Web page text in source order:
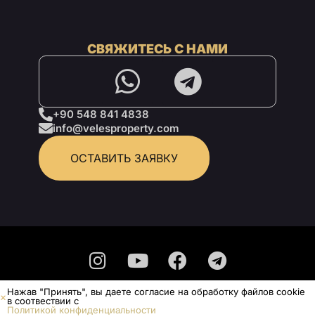
СВЯЖИТЕСЬ С НАМИ
+90 548 841 4838
info@velesproperty.com
ОСТАВИТЬ ЗАЯВКУ
Политика конфиденциальности
Нажав "Принять", вы даете согласие на обработку файлов cookie
в соотвествии с
Политикой конфиденциальности